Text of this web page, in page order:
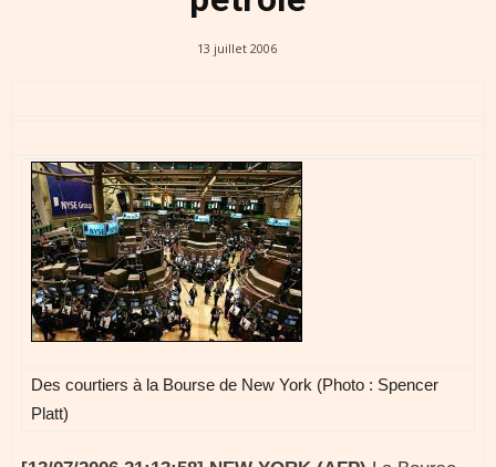
13 juillet 2006
Des courtiers à la Bourse de New York (Photo : Spencer
Platt)